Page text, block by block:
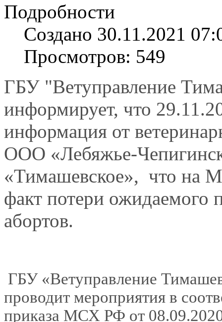
Подробности
Создано 30.11.2021
Просмотров: 549
ГБУ "Ветуправление
информирует, что
информация от
ООО «Лебяжье-
«Тимашевское», что на
факт потери ожидаемого
абортов.
ГБУ «Ветуправление
проводит мероприятия в
приказа МСХ РФ от